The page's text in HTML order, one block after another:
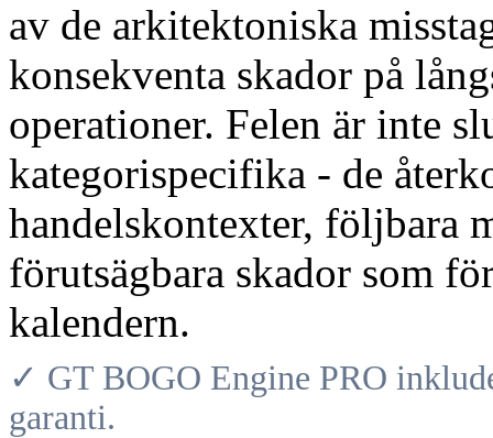
av de arkitektoniska
konsekventa skador på
operationer. Felen är inte
kategorispecifika - de
handelskontexter, följbara
förutsägbara skador som
kalendern.
✓ GT BOGO Engine PRO
garanti.